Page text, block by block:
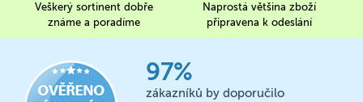
Veškerý sortinent dobře
známe a poradíme
Naprostá většina zboží
připravena k odeslání
97%
zákazníků by doporučilo